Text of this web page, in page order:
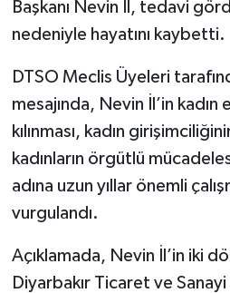
Başkanı Nevin İl, tedavi
nedeniyle hayatını kaybetti.
DTSO Meclis Üyeleri
mesajında, Nevin İl’in
kılınması, kadın
kadınların örgütlü
adına uzun yıllar önemli
vurgulandı.
Açıklamada, Nevin İl’in iki
Diyarbakır Ticaret ve